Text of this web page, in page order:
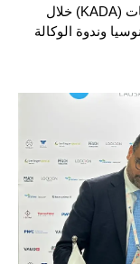
تفاهم مع الوكالة الكورية لمكافحة المنشطات (KADA) خلال
وندوة الوكالة